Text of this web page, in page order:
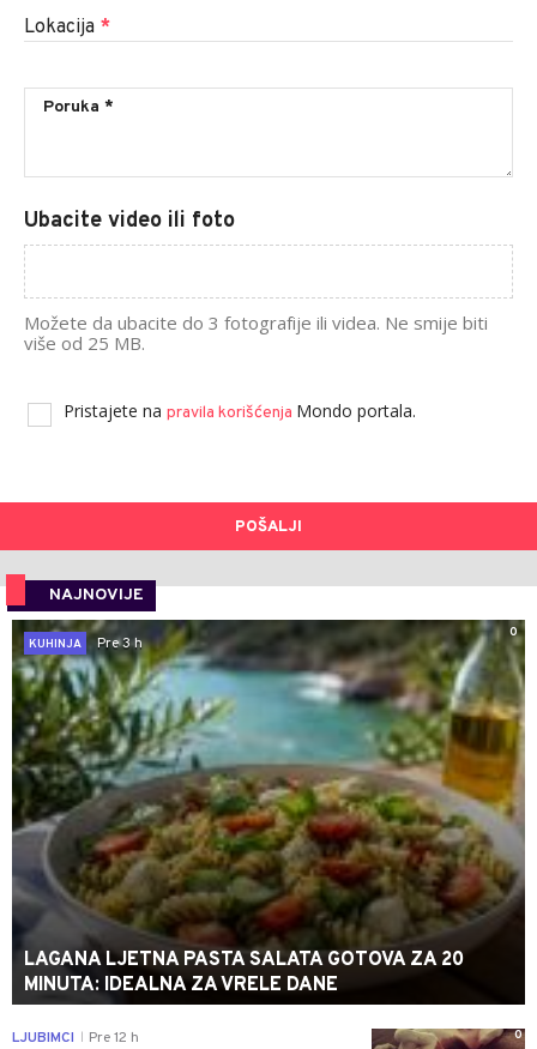
Lokacija *
Ubacite video ili foto
Možete da ubacite do 3 fotografije ili videa. Ne smije biti
više od 25 MB.
Pristajete na pravila korišćenja Mondo portala.
POŠALJI
NAJNOVIJE
0
KUHINJA
Pre 3 h
LAGANA LJETNA PASTA SALATA GOTOVA ZA 20
MINUTA: IDEALNA ZA VRELE DANE
0
LJUBIMCI Pre 12 h